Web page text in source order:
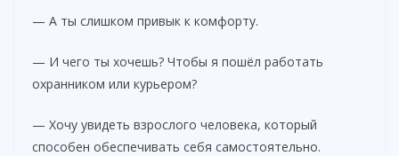
— А ты слишком привык к комфорту.
— И чего ты хочешь? Чтобы я пошёл работать
охранником или курьером?
— Хочу увидеть взрослого человека, который
способен обеспечивать себя самостоятельно.